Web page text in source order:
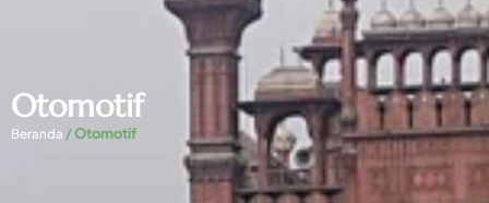
Otomotif
Beranda /Otomotif